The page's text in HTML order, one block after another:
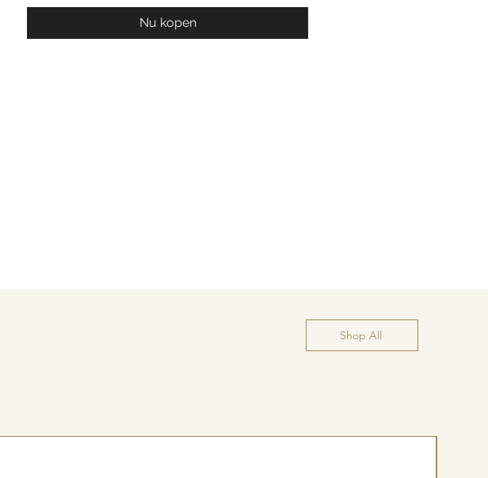
Nu kopen
Shop All